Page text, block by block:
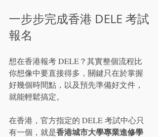
一步步完成香港 DELE 考試
報名
想在香港報考 DELE？其實整個流程比
你想像中要直接得多，關鍵只在於掌握
好幾個時間點，以及預先準備好文件，
就能輕鬆搞定。
在香港，官方指定的 DELE 考試中心只
有一個，就是香港城市大學專業進修學